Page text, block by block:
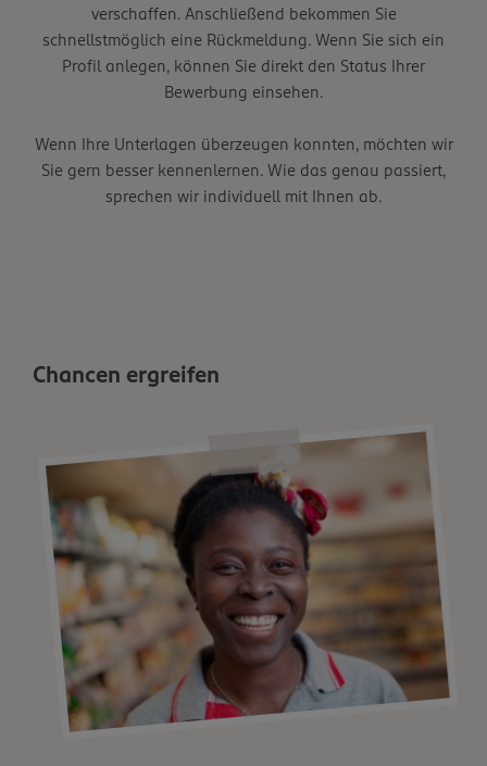
verschaffen. Anschließend bekommen Sie
schnellstmöglich eine Rückmeldung. Wenn Sie sich ein
Profil anlegen, können Sie direkt den Status Ihrer
Bewerbung einsehen.
Wenn Ihre Unterlagen überzeugen konnten, möchten wir
Sie gern besser kennenlernen. Wie das genau passiert,
sprechen wir individuell mit Ihnen ab.
Chancen ergreifen